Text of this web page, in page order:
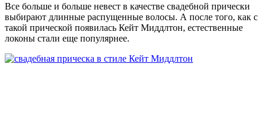
Все больше и больше невест в качестве свадебной прически
выбирают длинные распущенные волосы. А после того, как с
такой прической появилась Кейт Миддлтон, естественные
локоны стали еще популярнее.